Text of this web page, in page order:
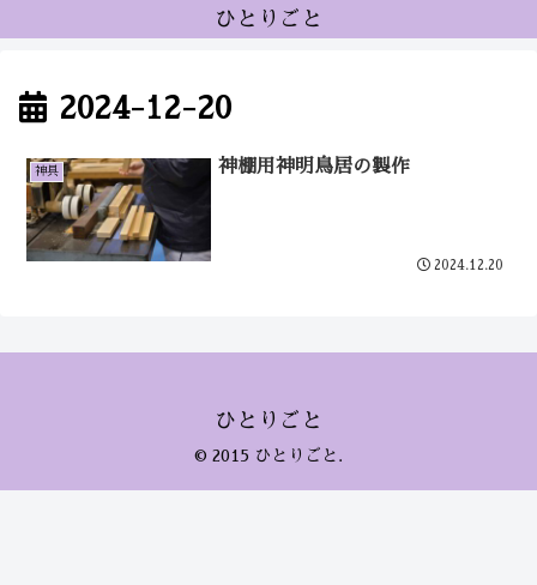
ひとりごと
2024-12-20
神具 神棚用神明鳥居の製作
2024.12.20
ひとりごと
© 2015 ひとりごと.